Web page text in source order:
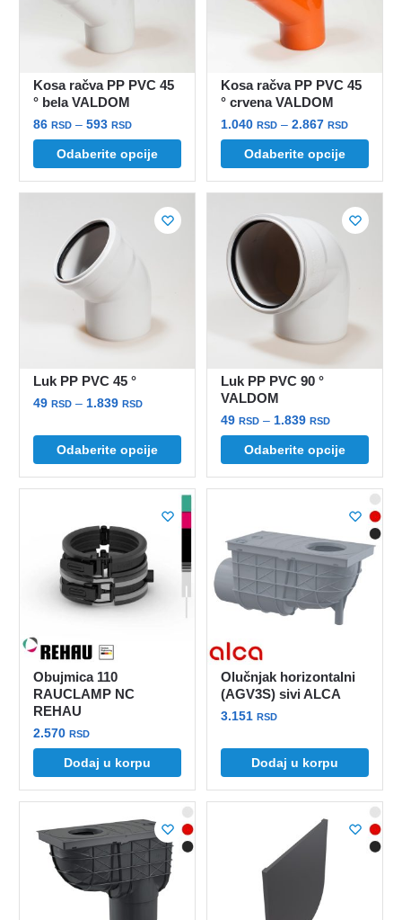
izabrane
proizvoda.
proizvoda.
Kosa račva PP PVC 45
° bela VALDOM
86RSD – 593RSDRaspon
cena:
od
86 rsd
593 rsd
Odaberite opcije
Ovaj
ima
varijanti.
Opcije
mogu
izabrane
Kosa račva PP PVC 45
° crvena VALDOM
1.040RSD – 2.867RSDRaspon
cena:
1.040 rsd
2.867 rsd
Odaberite opcije
Ovaj
ima
više
varijanti.
Opcije
mogu
proizvoda.
Luk PP PVC 45 °
49RSD – 1.839RSDRaspon
49 rsd
do
1.839 rsd
Odaberite opcije
Ovaj
proizvod
ima
Opcije
mogu
izabrane
stranici
proizvoda.
Luk PP PVC 90 °
VALDOM
49RSD – 1.839RSDRaspon
cena:
od
49 rsd
1.839 rsd
Odaberite opcije
Ovaj
ima
varijanti.
Opcije
mogu
biti
na
stranici
proizvoda.
Obujmica 110
RAUCLAMP NC
REHAU
2.570RSD
Dodaj u korpu
Olučnjak horizontalni
(AGV3S) sivi ALCA
3.151RSD
Dodaj u korpu